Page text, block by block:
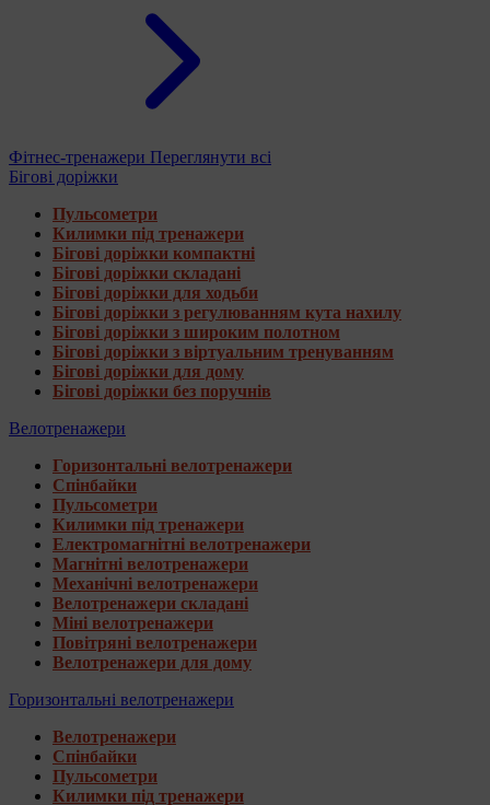
Фітнес-тренажери Переглянути всі
Бігові доріжки
Пульсометри
Килимки під тренажери
Бігові доріжки компактні
Бігові доріжки складані
Бігові доріжки для ходьби
Бігові доріжки з регулюванням кута нахилу
Бігові доріжки з широким полотном
Бігові доріжки з віртуальним тренуванням
Бігові доріжки для дому
Бігові доріжки без поручнів
Велотренажери
Горизонтальні велотренажери
Спінбайки
Пульсометри
Килимки під тренажери
Електромагнітні велотренажери
Магнітні велотренажери
Механічні велотренажери
Велотренажери складані
Міні велотренажери
Повітряні велотренажери
Велотренажери для дому
Горизонтальні велотренажери
Велотренажери
Спінбайки
Пульсометри
Килимки під тренажери